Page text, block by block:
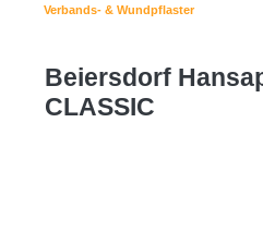
Verbands- & Wundpflaster
Beiersdorf
CLASSIC